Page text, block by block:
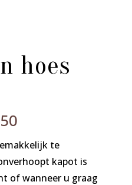
hoes
Prijsklasse:
€ 59,95
tot
€ 146,50
te
kapot is
of wanneer u graag